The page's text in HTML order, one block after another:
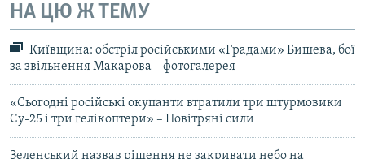
НА ЦЮ Ж ТЕМУ
Київщина: обстріл російськими «Градами» Бишева, бої
за звільнення Макарова – фотогалерея
«Сьогодні російські окупанти втратили три штурмовики
Су-25 і три гелікоптери» – Повітряні сили
Зеленський назвав рішення не закривати небо на